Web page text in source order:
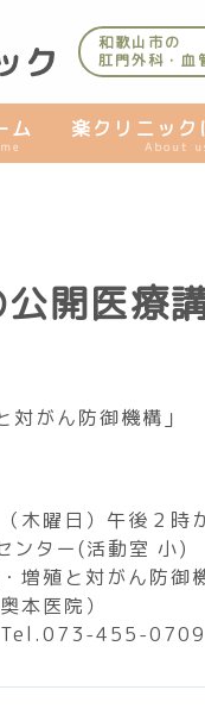
和歌山市の
肛門外科・血
ム 楽クリニック
About
開医療
対がん防御機構」
木曜日）午後２時
ンター(活動室 小)
増殖と対がん防御
本医院）
Tel.073-455-0709